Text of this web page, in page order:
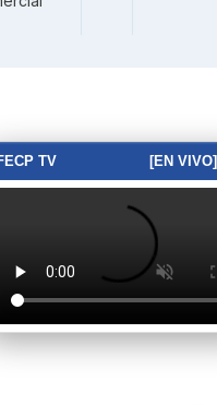
TV [EN VIVO]